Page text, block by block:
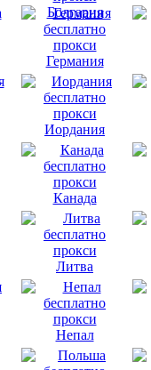
Болгария
Германия
Иордания
Канада
Литва
Непал